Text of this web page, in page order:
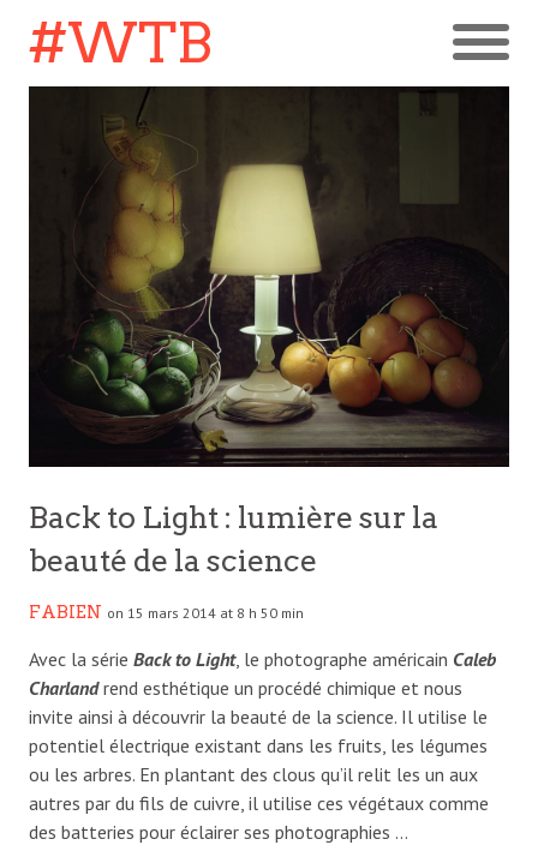
#WTB
Back to Light : lumière sur la
beauté de la science
FABIEN on 15 mars 2014 at 8 h 50 min
Avec la série Back to Light, le photographe américain Caleb
Charlandrend esthétique un procédé chimique et nous
invite ainsi à découvrir la beauté de la science. Il utilise le
potentiel électrique existant dans les fruits, les légumes
ou les arbres. En plantant des clous qu’il relit les un aux
autres par du fils de cuivre, il utilise ces végétaux comme
des batteries pour éclairer ses photographies …